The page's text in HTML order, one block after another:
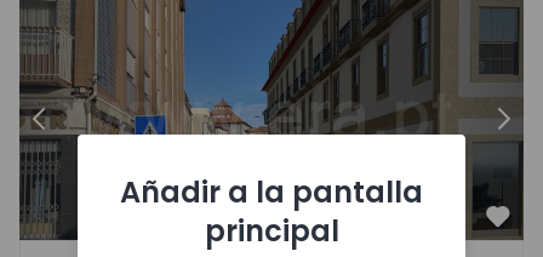
Anterior
Añadir a la pantalla
principal